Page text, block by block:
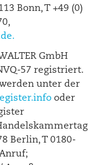
Bonn, T +49 (0)
GmbH
57 registriert.
unter der
oder
Berlin, T 0180-